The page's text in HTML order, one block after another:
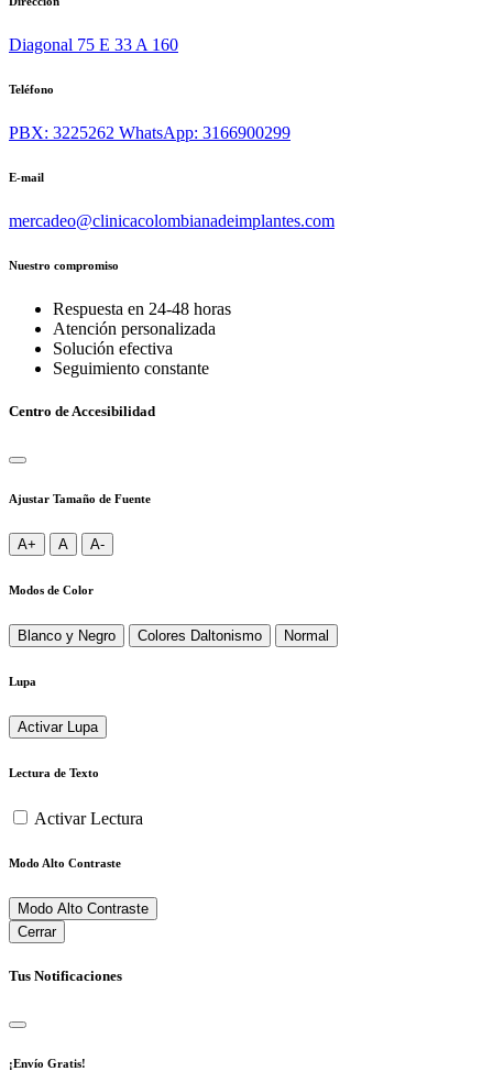
Diagonal 75 E 33 A 160
Teléfono
PBX: 3225262 WhatsApp: 3166900299
E-mail
mercadeo@clinicacolombianadeimplantes.com
Nuestro compromiso
Respuesta en 24-48 horas
Atención personalizada
Solución efectiva
Seguimiento constante
Centro de Accesibilidad
Ajustar Tamaño de Fuente
A+ A A-
Modos de Color
Blanco y Negro Colores Daltonismo Normal
Lupa
Activar Lupa
Lectura de Texto
Activar Lectura
Modo Alto Contraste
Modo Alto Contraste
Cerrar
Tus Notificaciones
¡Envío Gratis!